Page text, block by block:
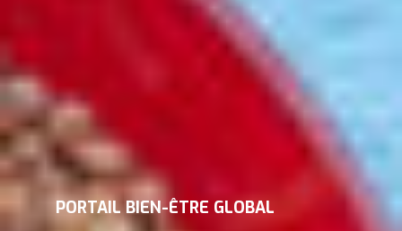
PORTAIL BIEN-ÊTRE GLOBAL